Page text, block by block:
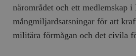
närområdet och ett medlemskap i
mångmiljardsatsningar för att
militära förmågan och det civila